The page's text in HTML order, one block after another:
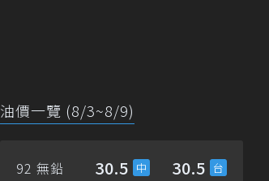
油價一覽 (8/3~8/9)
92 無鉛 30.5 30.5